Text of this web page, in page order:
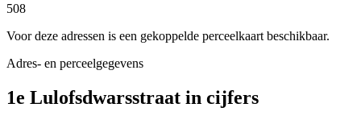
508
Voor deze adressen is een gekoppelde perceelkaart beschikbaar.
Adres- en perceelgegevens
1e Lulofsdwarsstraat in cijfers